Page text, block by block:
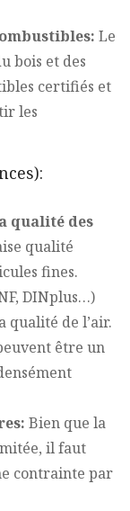
Le
bois et des
certifiés et
les
qualité des
qualité
fines.
DINplus…)
de l’air.
être un
Bien que la
il faut
contrainte par